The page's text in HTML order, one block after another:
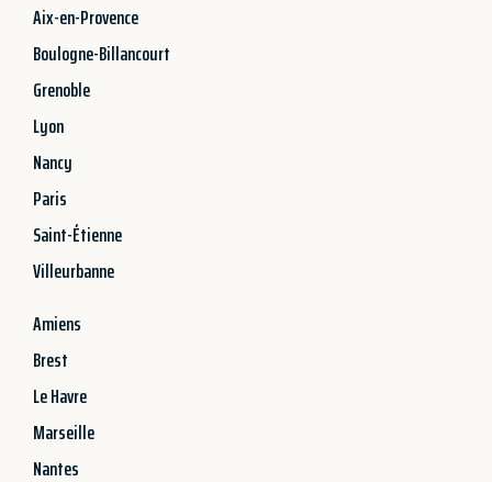
Aix-en-Provence
Boulogne-Billancourt
Grenoble
Lyon
Nancy
Paris
Saint-Étienne
Villeurbanne
Amiens
Brest
Le Havre
Marseille
Nantes